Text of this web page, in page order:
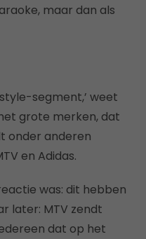
maar dan als
segment,’ weet
grote merken, dat
onder anderen
en Adidas.
was: dit hebben
later: MTV zendt
dat op het